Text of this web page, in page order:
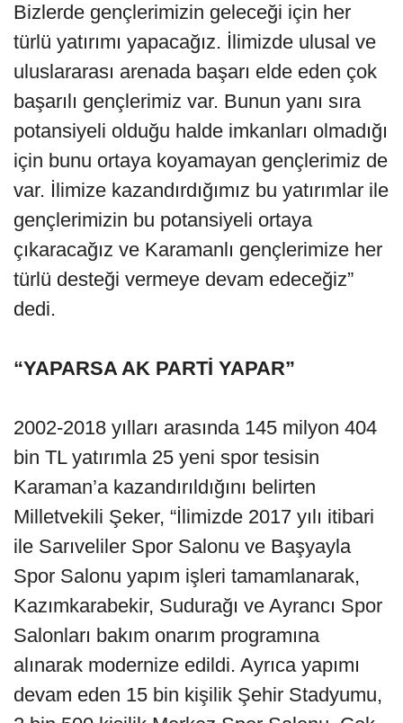
Bizlerde gençlerimizin geleceği için her
türlü yatırımı yapacağız. İlimizde ulusal ve
uluslararası arenada başarı elde eden çok
başarılı gençlerimiz var. Bunun yanı sıra
potansiyeli olduğu halde imkanları olmadığı
için bunu ortaya koyamayan gençlerimiz de
var. İlimize kazandırdığımız bu yatırımlar ile
gençlerimizin bu potansiyeli ortaya
çıkaracağız ve Karamanlı gençlerimize her
türlü desteği vermeye devam edeceğiz”
dedi.
“YAPARSA AK PARTİ YAPAR”
2002-2018 yılları arasında 145 milyon 404
bin TL yatırımla 25 yeni spor tesisin
Karaman’a kazandırıldığını belirten
Milletvekili Şeker, “İlimizde 2017 yılı itibari
ile Sarıveliler Spor Salonu ve Başyayla
Spor Salonu yapım işleri tamamlanarak,
Kazımkarabekir, Sudurağı ve Ayrancı Spor
Salonları bakım onarım programına
alınarak modernize edildi. Ayrıca yapımı
devam eden 15 bin kişilik Şehir Stadyumu,